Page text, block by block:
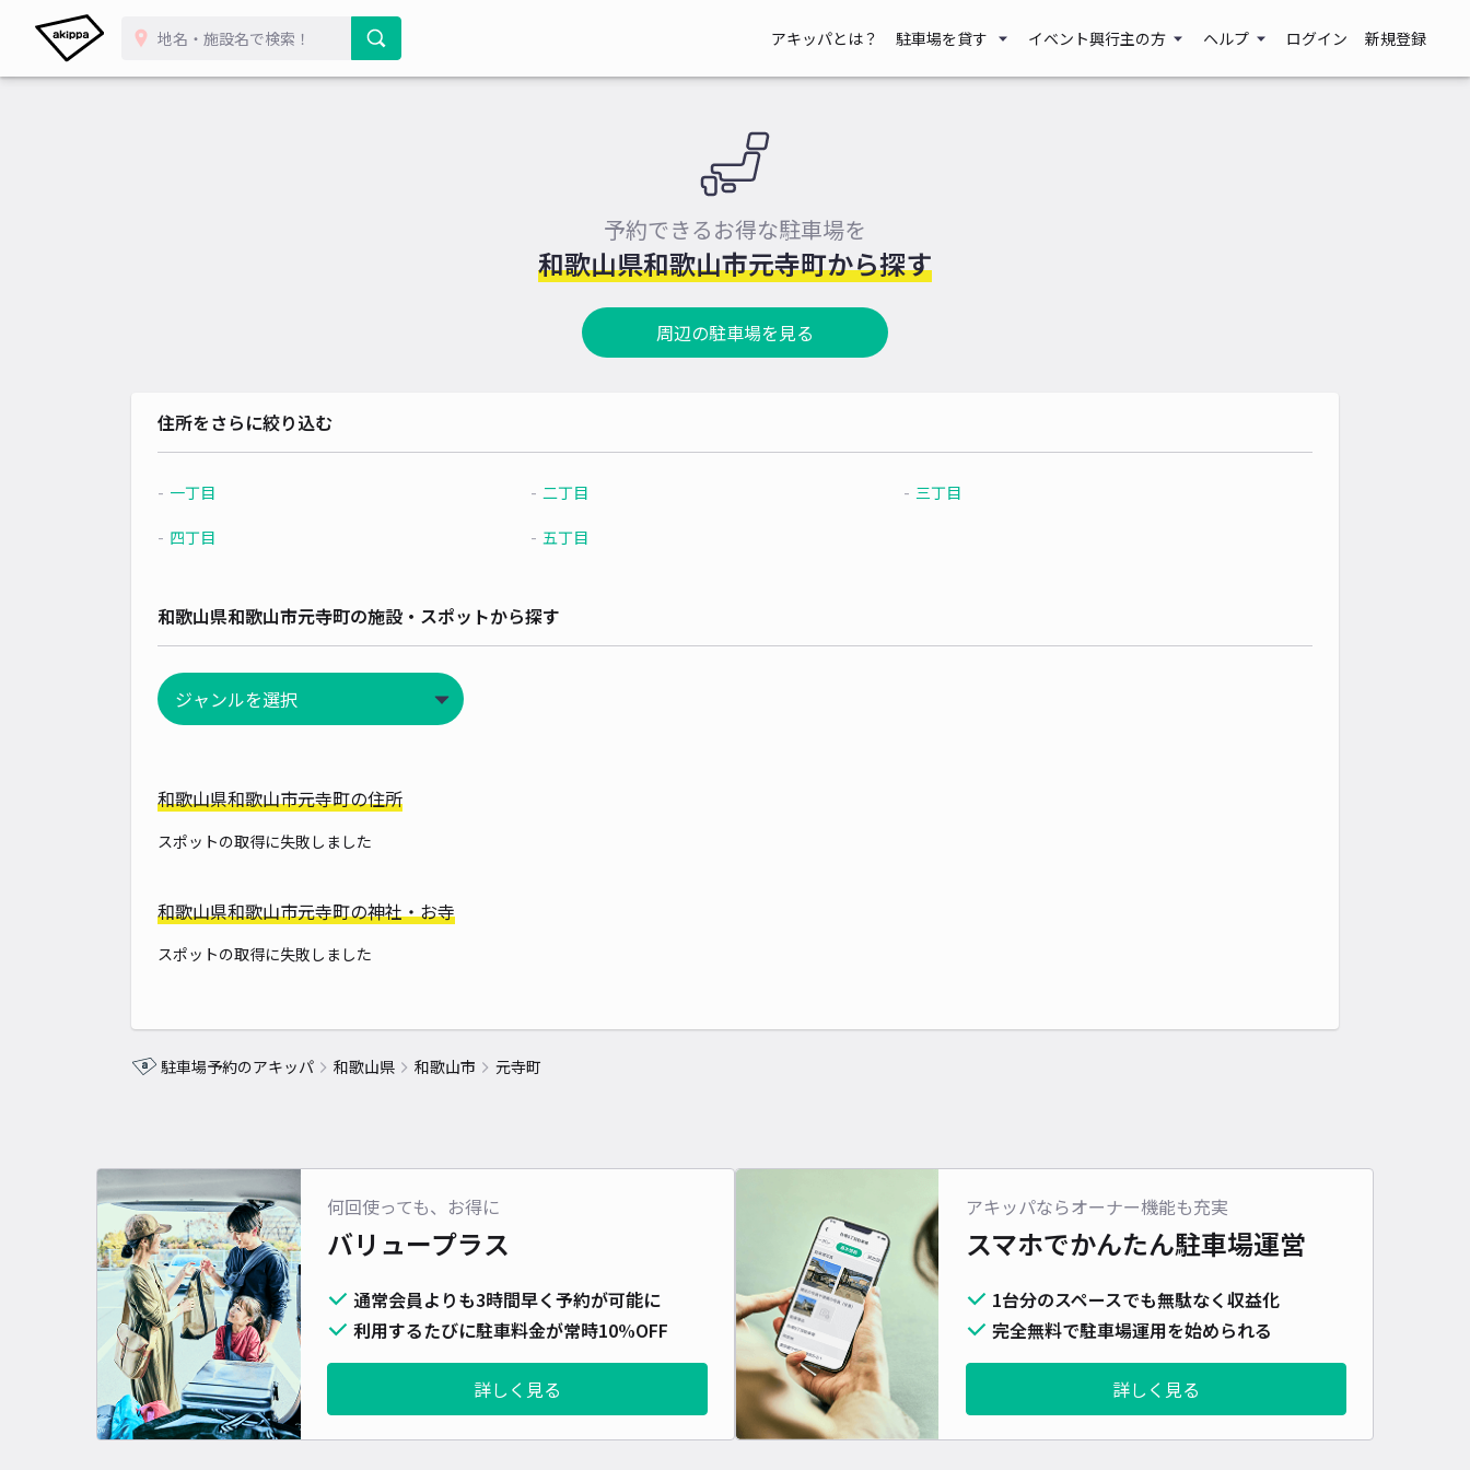
アキッパとは？ 駐車場を貸す イベント興行主の方 ヘルプ ログイン 新規登録
予約できるお得な駐車場を
和歌山県和歌山市元寺町から探す
周辺の駐車場を見る
住所をさらに絞り込む
一丁目 二丁目 三丁目
四丁目 五丁目
和歌山県和歌山市元寺町の施設・スポットから探す
和歌山県和歌山市元寺町の住所
スポットの取得に失敗しました
和歌山県和歌山市元寺町の神社・お寺
スポットの取得に失敗しました
駐車場予約のアキッパ 和歌山県 和歌山市 元寺町
何回使っても、お得に
バリュープラス
通常会員よりも3時間早く予約が可能に
利用するたびに駐車料金が常時10%OFF
詳しく見る
アキッパならオーナー機能も充実
スマホでかんたん駐車場運営
1台分のスペースでも無駄なく収益化
完全無料で駐車場運用を始められる
詳しく見る